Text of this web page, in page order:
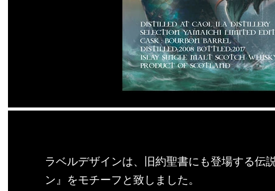
ラベルデザインは、旧約聖書にも登場する伝
ン』をモチーフと致しました。